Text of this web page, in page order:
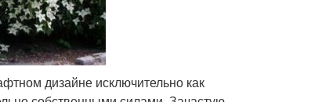
дизайне исключительно как